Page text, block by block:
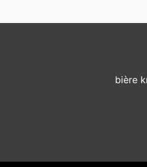
bière